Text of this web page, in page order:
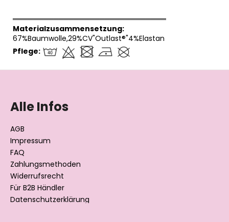
══════════════════════════════
Materialzusammensetzung:
67%Baumwolle,29%CV"Outlast®"4%Elastan
Pflege:
F
Alle Infos
AGB
Impressum
FAQ
Zahlungsmethoden
Widerrufsrecht
Für B2B Händler
Datenschutzerklärung